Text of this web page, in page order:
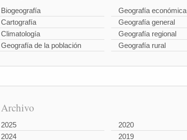
Biogeografía
Cartografía
Climatología
Geografía de la población
Geografía económica
Geografía general
Geografía regional
Geografía rural
Archivo
2025
2024
2020
2019